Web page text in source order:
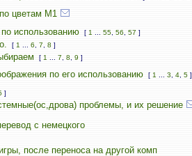
цветам М1
использованию
[ 1 55 56 57 ]
[ 1 6 7 8 ]
[ 1 7 8 9 ]
по его использованию [ 1 3 4 5 ]
]
проблемы, и их решение
с немецкого
после переноса на другой комп